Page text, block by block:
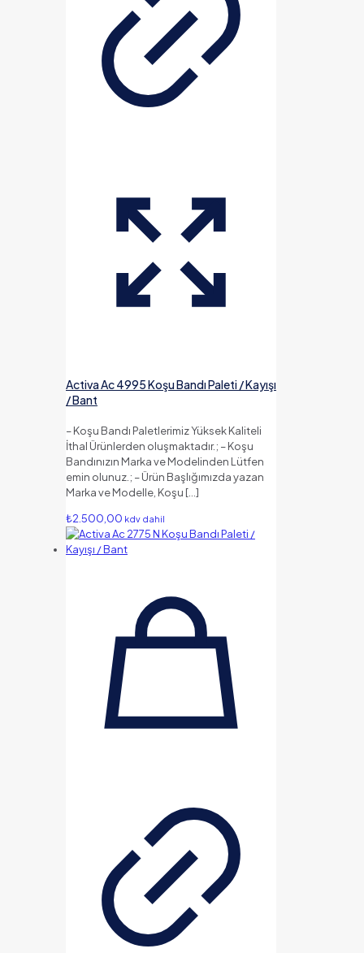
Activa Ac 4995 Koşu Bandı Paleti / Kayışı
/ Bant
– Koşu Bandı Paletlerimiz Yüksek Kaliteli
İthal Ürünlerden oluşmaktadır.; – Koşu
Bandınızın Marka ve Modelinden Lütfen
emin olunuz.; – Ürün Başlığımızda yazan
Marka ve Modelle, Koşu […]
₺2.500,00 kdv dahil